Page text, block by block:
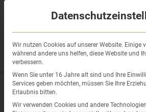
Sprung
Meine
Wir nutzen Cookies auf unserer Website. Einige
während andere uns helfen, diese Website und
verbessern.
Wenn Sie unter 16 Jahre alt sind und Ihre
Services geben möchten, müssen Sie Ihre
Erlaubnis bitten.
Wir verwenden Cookies und andere